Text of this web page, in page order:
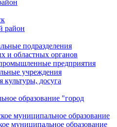
район
подразделения
и областных органов
предприятия
учреждения
культуры, досуга
образование "город
муниципальное образование
муниципальное образование